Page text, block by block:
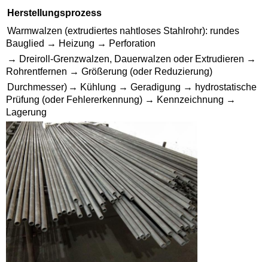
Herstellungsprozess
Warmwalzen (extrudiertes nahtloses Stahlrohr): rundes
Bauglied → Heizung → Perforation
→ Dreiroll-Grenzwalzen, Dauerwalzen oder Extrudieren →
Rohrentfernen → Größerung (oder Reduzierung)
Durchmesser) → Kühlung → Geradigung → hydrostatische
Prüfung (oder Fehlererkennung) → Kennzeichnung →
Lagerung